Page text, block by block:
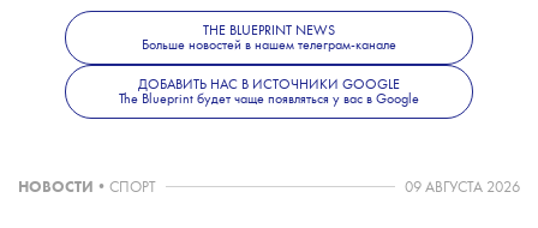
выступления галеристов и коллекционеров,
Q&A-сессии художников и кураторов,
воркшопы, и фотопрогулки по городу.
канале
The Blueprint News
THE BLUEPRINT NEWS
Больше новостей в нашем телеграм-канале
ДОБАВИТЬ НАС В ИСТОЧНИКИ GOOGLE
The Blueprint будет чаще появляться у вас в Google
НОВОСТИ • СПОРТ 09 АВГУСТА 2026